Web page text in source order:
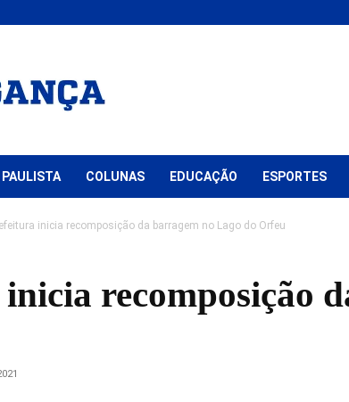
PAULISTA COLUNAS EDUCAÇÃO ESPORTES
inicia recomposição da barragem no Lago do Orfeu
recomposição